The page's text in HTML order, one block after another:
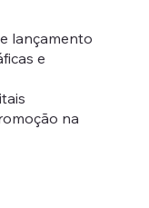
lançamento
e
na